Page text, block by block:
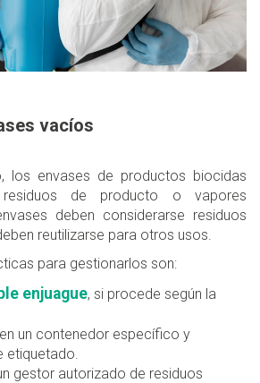
vacíos
los envases de productos biocidas
residuos de producto o vapores
deben considerarse residuos
reutilizarse para otros usos.
para gestionarlos son:
enjuague, si procede según la
un contenedor específico y
gestor autorizado de residuos